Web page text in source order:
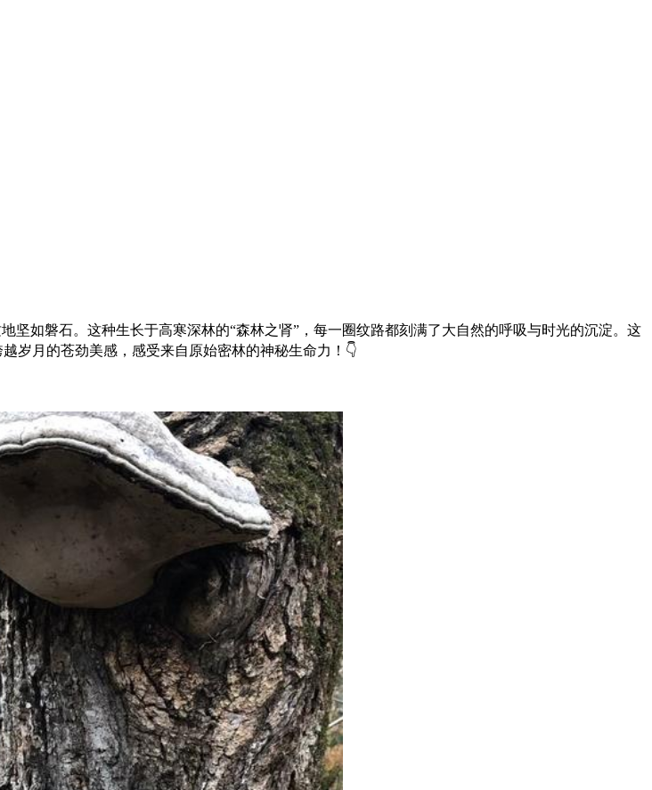
坚如磐石。这种生长于高寒深林的“森林之肾”，每一圈纹路都刻满了大自然的呼吸与时光的沉淀。这
岁月的苍劲美感，感受来自原始密林的神秘生命力！👇